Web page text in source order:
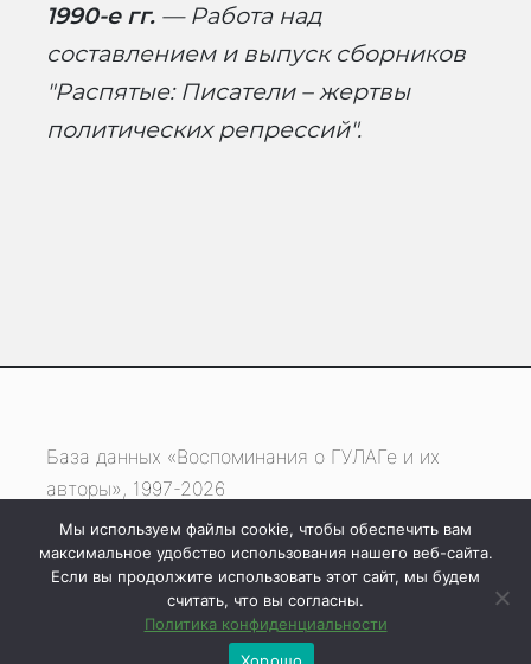
1990-е гг. — Работа над
составлением и выпуск сборников
"Распятые: Писатели – жертвы
политических репрессий".
База данных «Воспоминания о ГУЛАГе и их
авторы», 1997-2026
Если вы нашли ошибку, выделите фрагмент
текста и нажмите одновременно
клавиши Ctrl
Мы используем файлы cookie, чтобы обеспечить вам
максимальное удобство использования нашего веб-сайта.
Если вы продолжите использовать этот сайт, мы будем
считать, что вы согласны.
Политика конфиденциальности
Хорошо